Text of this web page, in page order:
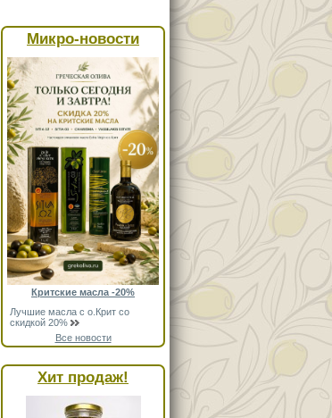
Микро-новости
Критские масла -20%
Лучшие масла с о.Крит со
скидкой 20%
Все новости
Хит продаж!